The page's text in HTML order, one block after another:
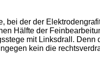
bei der der
Hälfte der
mit Linksdrall. Denn
kein die